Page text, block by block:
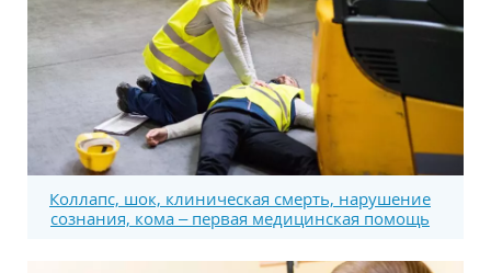
Коллапс, шок, клиническая смерть, нарушение
сознания, кома – первая медицинская помощь